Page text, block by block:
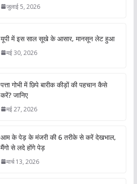
जुलाई 5, 2026
यूपी में इस साल सूखे के आसार, मानसून लेट हुआ
मई 30, 2026
पत्ता गोभी में छिपे बारीक कीड़ों की पहचान कैसे
करें? जानिए
मई 27, 2026
आम के पेड़ के मंजरी की 6 तरीके से करें देखभाल,
मैंगो से लदे होंगे पेड़
मार्च 13, 2026